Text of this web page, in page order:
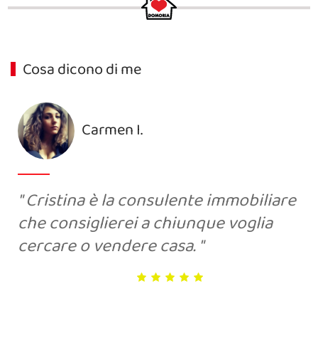
Cosa dicono di me
Carmen I.
Cristina è la consulente immobiliare
che consiglierei a chiunque voglia
cercare o vendere casa.